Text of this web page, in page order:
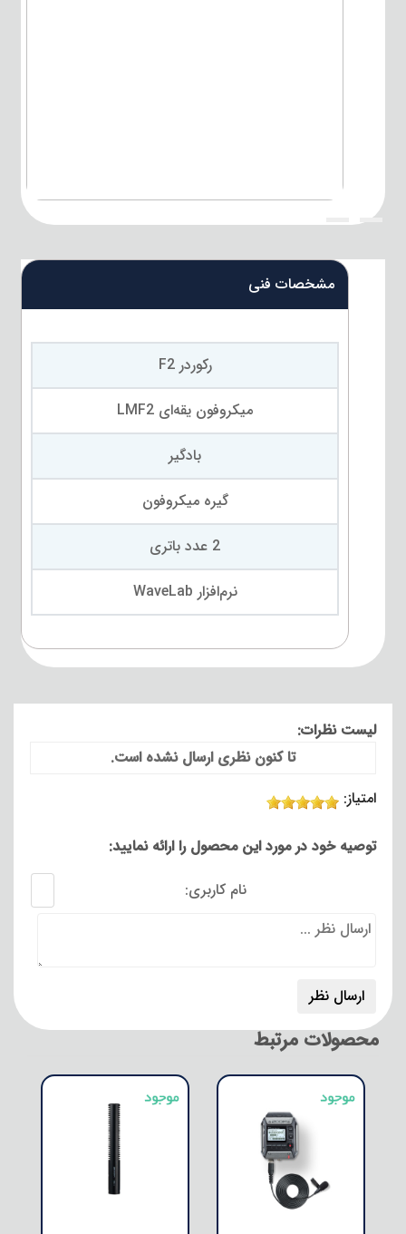
{title}
{title}
مشخصات فنی
رکوردر F2
میکروفون یقه‌ای LMF2
بادگیر
گیره میکروفون
2 عدد باتری
نرم‌افزار WaveLab
لیست نظرات:
تا کنون نظری ارسال نشده است.
امتیاز:
توصیه خود در مورد این محصول را ارائه نمایید:
نام کاربری:
محصولات مرتبط